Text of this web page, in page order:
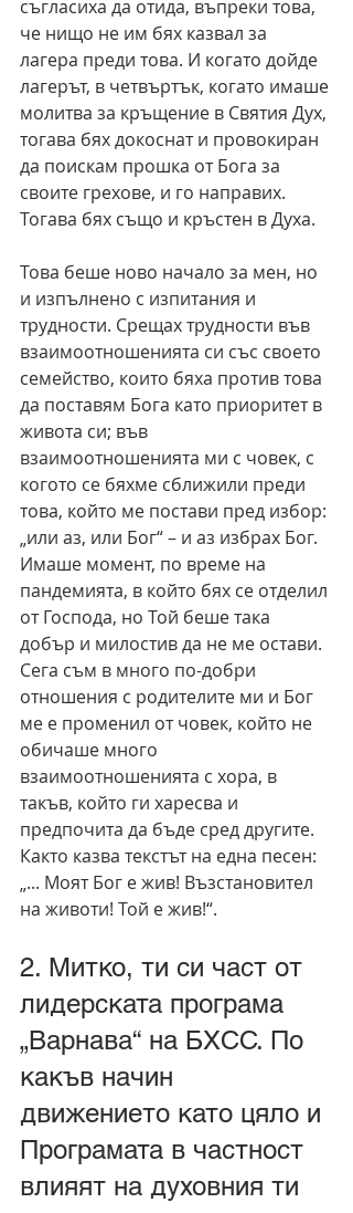
съгласиха да отида, въпреки това,
че нищо не им бях казвал за
лагера преди това. И когато дойде
лагерът, в четвъртък, когато имаше
молитва за кръщение в Святия Дух,
тогава бях докоснат и провокиран
да поискам прошка от Бога за
своите грехове, и го направих.
Тогава бях също и кръстен в Духа.
Това беше ново начало за мен, но
и изпълнено с изпитания и
трудности. Срещах трудности във
взаимоотношенията си със своето
семейство, които бяха против това
да поставям Бога като приоритет в
живота си; във
взаимоотношенията ми с човек, с
когото се бяхме сближили преди
това, който ме постави пред избор:
„или аз, или Бог“ – и аз избрах Бог.
Имаше момент, по време на
пандемията, в който бях се отделил
от Господа, но Той беше така
добър и милостив да не ме остави.
Сега съм в много по-добри
отношения с родителите ми и Бог
ме е променил от човек, който не
обичаше много
взаимоотношенията с хора, в
такъв, който ги харесва и
предпочита да бъде сред другите.
Както казва текстът на една песен:
„... Моят Бог е жив! Възстановител
на животи! Той е жив!“.
2. Митко, ти си част от
лидерската програма
„Варнава“ на БХСС. По
какъв начин
движението като цяло и
Програмата в частност
влияят на духовния ти